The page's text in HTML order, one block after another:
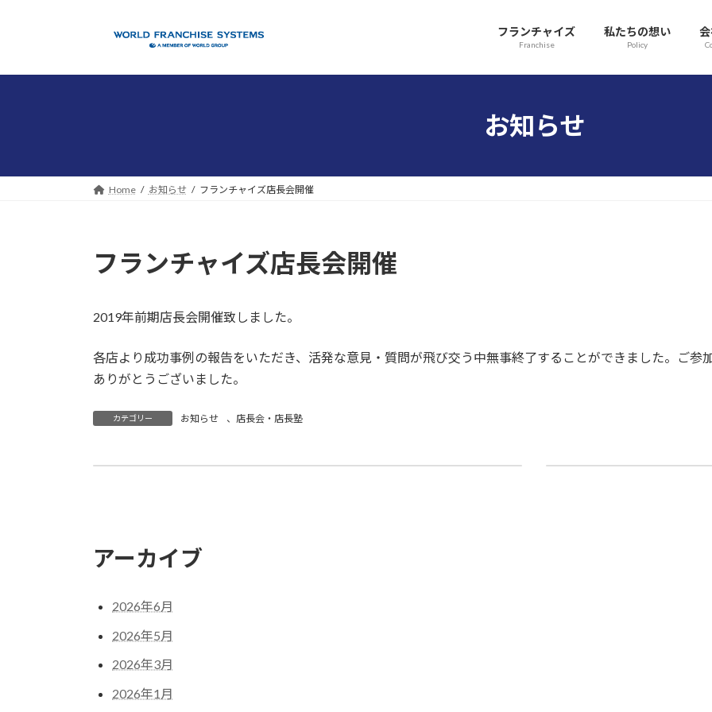
プ
動
フランチャイズ
Franchise
私たちの想い
Policy
お知らせ
Home お知らせ フランチャイズ店長会開催
フランチャイズ店長会開催
2019年前期店長会開催致しました。
各店より成功事例の報告をいただき、活発な意見・質問が飛び交う中無事終了することができました。ご参
ありがとうございました。
カテゴリー お知らせ 、 店長会・店長塾
アーカイブ
2026年6月
2026年5月
2026年3月
2026年1月